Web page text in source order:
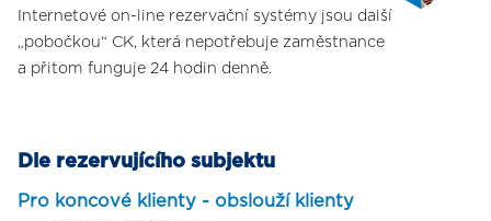
Internetové on-line rezervační systémy jsou další
„pobočkou“ CK, která nepotřebuje zaměstnance
a přitom funguje 24 hodin denně.
Dle rezervujícího subjektu
Pro koncové klienty - obslouží klienty